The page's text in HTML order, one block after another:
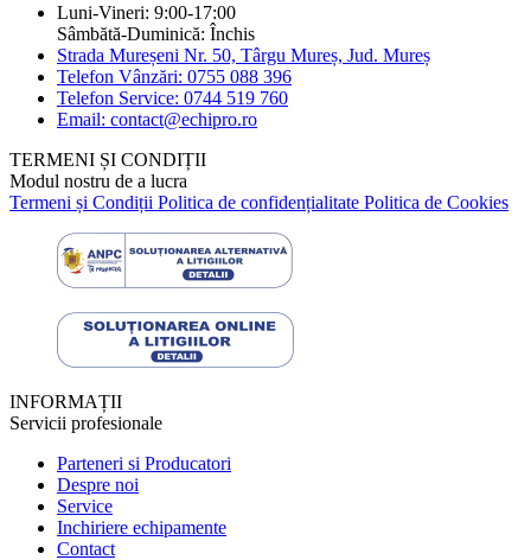
Luni-Vineri: 9:00-17:00
Sâmbătă-Duminică: Închis
Strada Mureșeni Nr. 50, Târgu Mureș, Jud. Mureș
Telefon Vânzări: 0755 088 396
Telefon Service: 0744 519 760
Email: contact@echipro.ro
TERMENI ȘI CONDIȚII
Modul nostru de a lucra
Termeni și Condiții Politica de confidențialitate Politica de Cookies
INFORMAȚII
Servicii profesionale
Parteneri si Producatori
Despre noi
Service
Inchiriere echipamente
Contact